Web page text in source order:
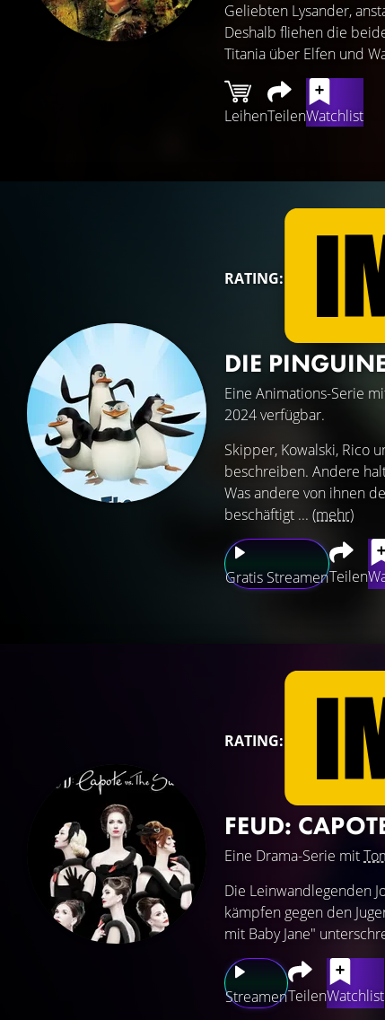
LeihenTeilenWatchlist
Geliebten Lysander,
Deshalb fliehen die
Titania über Elfen und
RATING:
DIE
Eine Animations-Serie
2024 verfügbar.
Gratis StreamenTeilen
Skipper, Kowalski, Rico
beschreiben. Andere
Was andere von ihnen
beschäftigt ... (mehr)
RATING:
FEUD:
Eine Drama-Serie mit
StreamenTeilenWatchlist
Die Leinwandlegenden
kämpfen gegen den
mit Baby Jane"